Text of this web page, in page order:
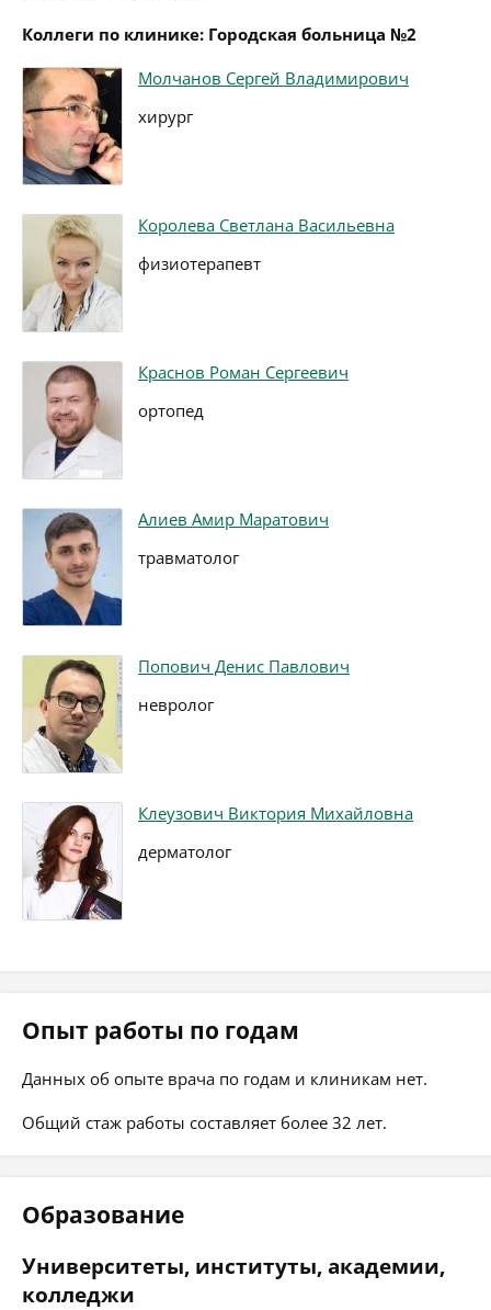
Коллеги по клинике: Городская больница №2
Молчанов Сергей Владимирович
хирург
Королева Светлана Васильевна
физиотерапевт
Краснов Роман Сергеевич
ортопед
Алиев Амир Маратович
травматолог
Попович Денис Павлович
невролог
Клеузович Виктория Михайловна
дерматолог
Опыт работы по годам
Данных об опыте врача по годам и клиникам нет.
Общий стаж работы составляет более 32 лет.
Образование
Университеты, институты, академии,
колледжи